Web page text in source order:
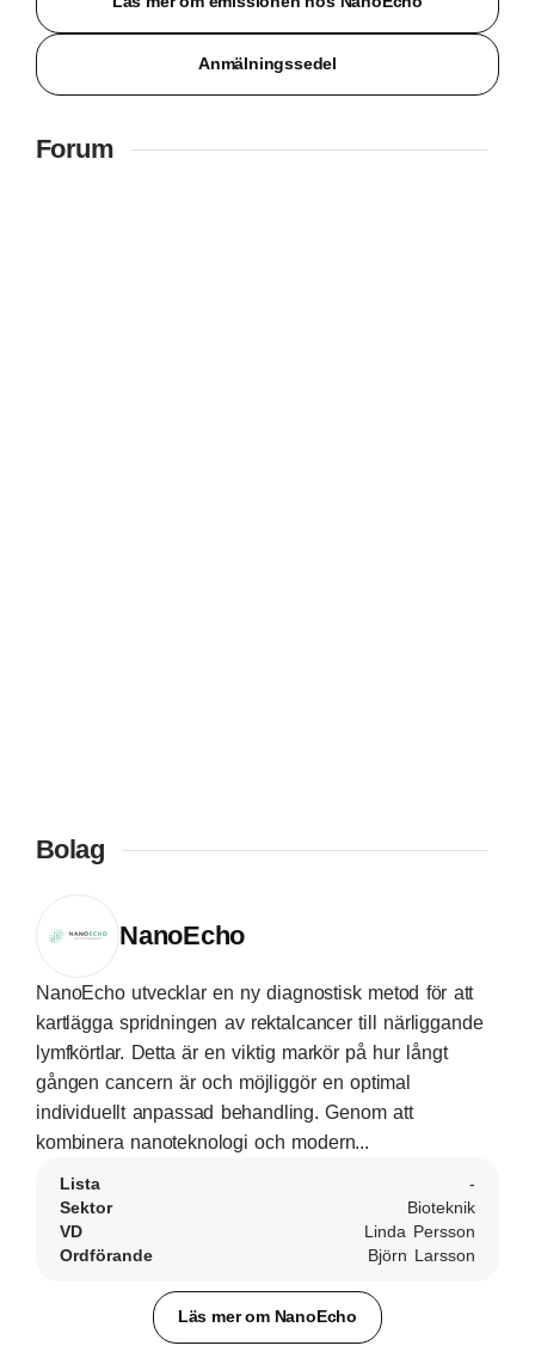
Anmälningssedel
Forum
Bolag
NanoEcho
NanoEcho utvecklar en ny diagnostisk metod för att
kartlägga spridningen av rektalcancer till närliggande
lymfkörtlar. Detta är en viktig markör på hur långt
gången cancern är och möjliggör en optimal
individuellt anpassad behandling. Genom att
kombinera nanoteknologi och modern...
Lista
-
Sektor
Bioteknik
VD
Linda Persson
Ordförande
Björn Larsson
Läs mer om NanoEcho